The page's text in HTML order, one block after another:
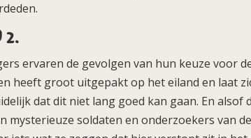
2.
ervaren de gevolgen van hun keuze voor
heeft groot uitgepakt op het eiland en laat
dat dit niet lang goed kan gaan. En
mysterieuze soldaten en onderzoekers van